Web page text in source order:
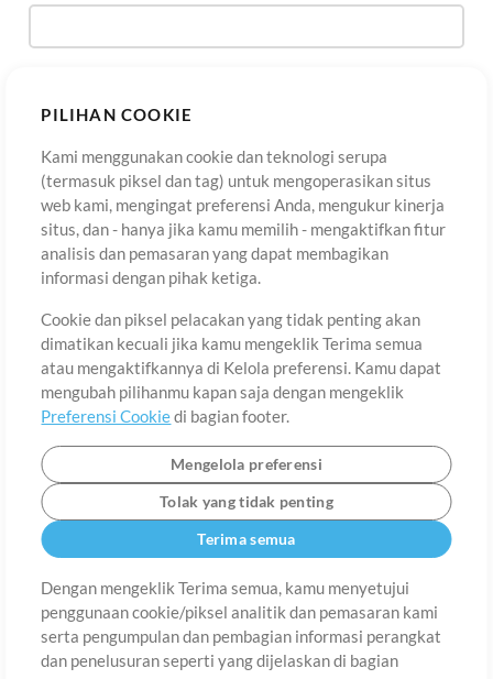
PILIHAN COOKIE
Kami menggunakan cookie dan teknologi serupa
(termasuk piksel dan tag) untuk mengoperasikan situs
web kami, mengingat preferensi Anda, mengukur kinerja
situs, dan - hanya jika kamu memilih - mengaktifkan fitur
analisis dan pemasaran yang dapat membagikan
informasi dengan pihak ketiga.
Cookie dan piksel pelacakan yang tidak penting akan
dimatikan kecuali jika kamu mengeklik Terima semua
atau mengaktifkannya di Kelola preferensi. Kamu dapat
mengubah pilihanmu kapan saja dengan mengeklik
Preferensi Cookiedi bagian footer.
Mengelola preferensi
Tolak yang tidak penting
Terima semua
Dengan mengeklik Terima semua, kamu menyetujui
penggunaan cookie/piksel analitik dan pemasaran kami
serta pengumpulan dan pembagian informasi perangkat
dan penelusuran seperti yang dijelaskan di bagian
Kota
Negara
Provinsi Bahasa
Tentang Ketentuan Penggunaan Kebijakan Privasi
Preferensi
Cookie
Hubungi
©2006-2026 oleh MultiTracks.com LLC. Semua Hak Cipta Dilindungi